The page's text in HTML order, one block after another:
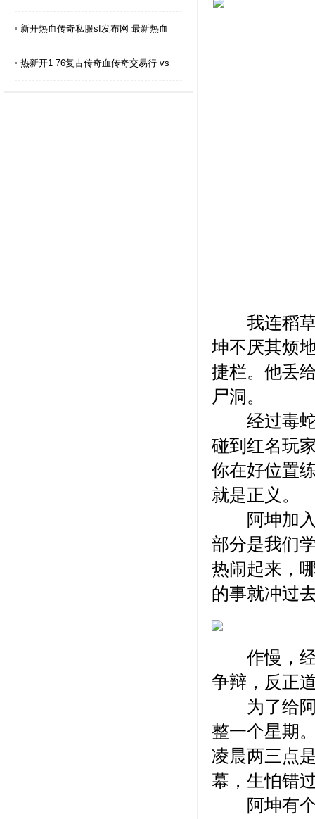
新开热血传奇私服sf发布网 最新热血
热新开1 76复古传奇血传奇交易行 vs
我连稻草
坤不厌其烦
捷栏。他丢
尸洞。
经过毒蛇
碰到红名玩
你在好位置
就是正义。
阿坤加入
部分是我们
热闹起来，
的事就冲过
作慢，经
争辩，反正
为了给阿
整一个星期
凌晨两三点
幕，生怕错
阿坤有个